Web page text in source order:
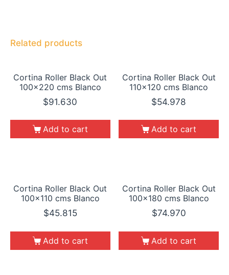
Related products
Cortina Roller Black Out
100×220 cms Blanco
$91.630
Add to cart
Cortina Roller Black Out
110×120 cms Blanco
$54.978
Add to cart
Cortina Roller Black Out
100×110 cms Blanco
$45.815
Add to cart
Cortina Roller Black Out
100×180 cms Blanco
$74.970
Add to cart